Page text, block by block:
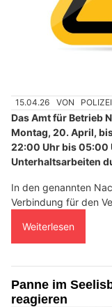
15.04.26 VON
Das Amt für Betrieb
Montag, 20. April,
22:00 Uhr bis 05:00
Unterhaltsarbeiten
In den genannten
Verbindung für den
Weiterlesen
Panne im
reagieren